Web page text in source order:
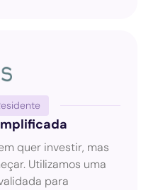
quer investir, mas
Utilizamos uma
para